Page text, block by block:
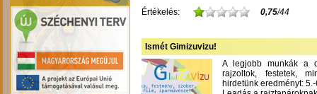
Értékelés: 0,75/44
Ismét Gimizuvizu!
A legjobb munkák a
rajzoltok, festetek,
hirdetünk eredményt: